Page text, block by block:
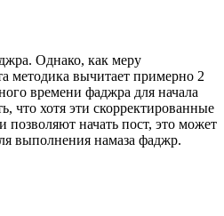
Однако, как меру
методика вычитает примерно 2
времени фаджра для начала
что хотя эти скорректированные
позволяют начать пост, это может
выполнения намаза фаджр.